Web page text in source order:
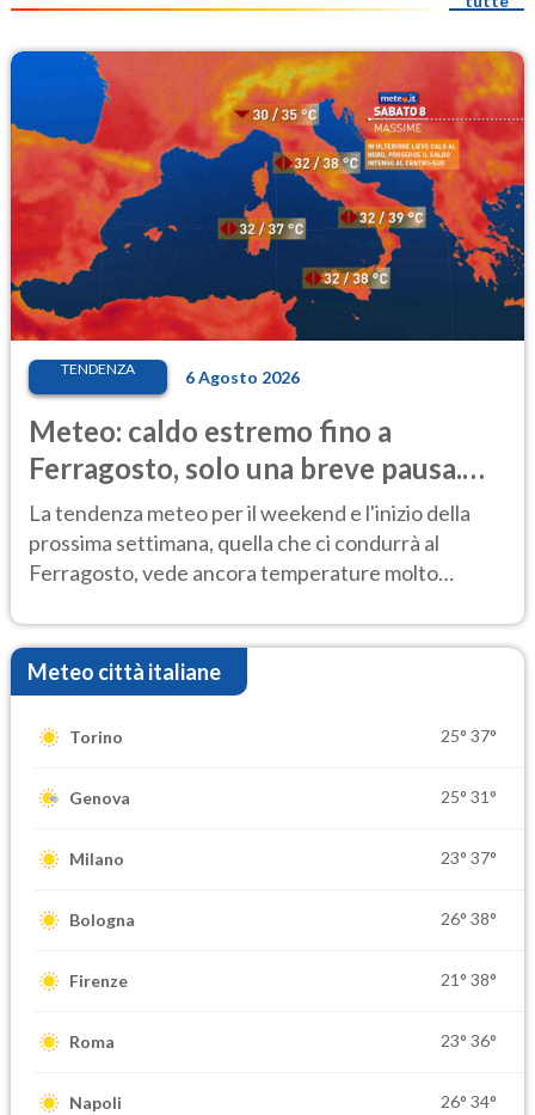
TENDENZA 6 Agosto 2026
Meteo: caldo estremo fino a
Ferragosto, solo una breve pausa.
Ecco dove
La tendenza meteo per il weekend e l'inizio della
prossima settimana, quella che ci condurrà al
Ferragosto, vede ancora temperature molto
Meteo città italiane
Torino 25° 37°
Genova 25° 31°
Milano 23° 37°
Bologna 26° 38°
Firenze 21° 38°
Roma 23° 36°
Napoli 26° 34°